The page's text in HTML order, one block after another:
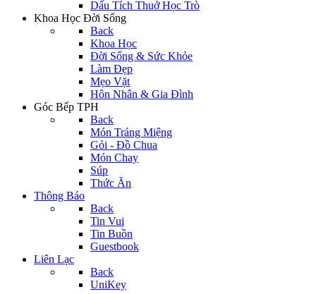
Dấu Tích Thuở Học Trò
Khoa Học Đời Sống
Back
Khoa Học
Đời Sống & Sức Khỏe
Làm Đẹp
Mẹo Vặt
Hôn Nhân & Gia Đình
Góc Bếp TPH
Back
Món Tráng Miệng
Gỏi - Đồ Chua
Món Chay
Súp
Thức Ăn
Thông Báo
Back
Tin Vui
Tin Buồn
Guestbook
Liên Lạc
Back
UniKey